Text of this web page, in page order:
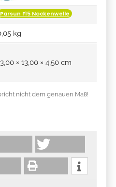
Parsun F15 Nockenwelle
kg
× 13,00 × 4,50 cm
nicht dem genauen Maß!